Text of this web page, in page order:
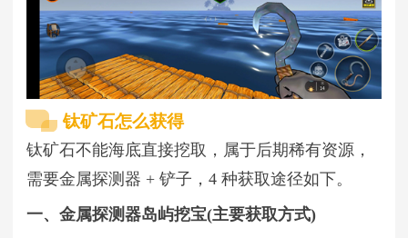
钛矿石怎么获得
钛矿石不能海底直接挖取，属于后期稀有资源，
需要金属探测器 + 铲子，4 种获取途径如下。
一、金属探测器岛屿挖宝(主要获取方式)